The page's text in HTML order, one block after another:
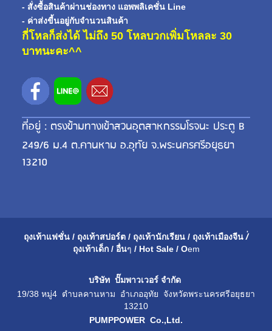
- สั่งซื้อสินค้าผ่านช่องทาง แอพพลิเคชั่น Line
- ค่าส่งขี้นอยู่กับจำนวนสินค้า
กี่โหลก็ส่งได้ ไม่ถึง 50 โหลบวกเพิ่มโหลละ 30
บาทนะคะ^^
ที่อยู่ : ตรงข้ามทางเข้าสวนอุตสาหกรรมโรจนะ ประตู B
249/6 ม.4 ต.คานหาม อ.อุทัย จ.พระนครศรีอยุธยา
13210
ถุงเท้าแฟชั่น / ถุงเท้าสปอร์ต / ถุงเท้านักเรียน / ถุงเท้าเมืองจีน /่
ถุงเท้าเด็ก / อื่นๆ / Hot Sale / Oem
บริษัท ปั๊มพาวเวอร์ จำกัด
19/38 หมู่4 ตำบลคานหาม อำเภออุทัย จังหวัดพระนครศรีอยุธยา
13210
PUMPPOWER Co.,Ltd.